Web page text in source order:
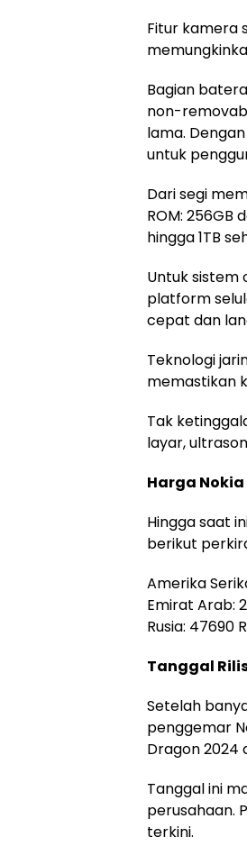
Fitur kamera
Bagian
non-
lama.
untuk
Dari segi
ROM: 256GB
hingga 1TB
Untuk sistem
platform
cepat dan
Teknologi
memastikan
Tak
layar,
Harga
Hingga saat
berikut
Amerika
Emirat Arab:
Rusia: 47690
Tanggal
Setelah
penggemar
Dragon 2024
Tanggal ini
perusahaan.
terkini.